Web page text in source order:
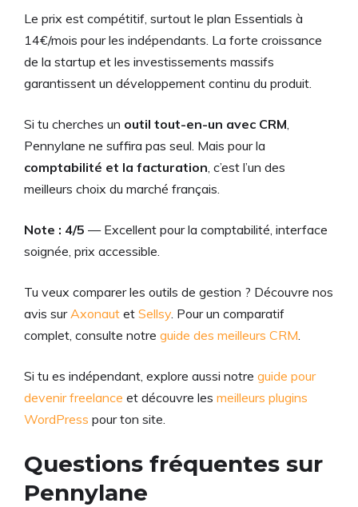
Le prix est compétitif, surtout le plan Essentials à
14€/mois pour les indépendants. La forte croissance
de la startup et les investissements massifs
garantissent un développement continu du produit.
Si tu cherches un outil tout-en-un avec CRM
Pennylane ne suffira pas seul. Mais pour la
comptabilité et la facturation , c’est l’un des
meilleurs choix du marché français.
Note : 4/5 — Excellent pour la comptabilité, interface
soignée, prix accessible.
Tu veux comparer les outils de gestion ? Découvre nos
avis sur Axonaut et Sellsy. Pour un comparatif
complet, consulte notre guide des meilleurs CRM
Si tu es indépendant, explore aussi notre guide pour
devenir freelance et découvre les meilleurs plugins
WordPress pour ton site.
Questions fréquentes sur
Pennylane